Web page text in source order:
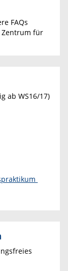
FAQs
Zentrum für
ab WS16/17)